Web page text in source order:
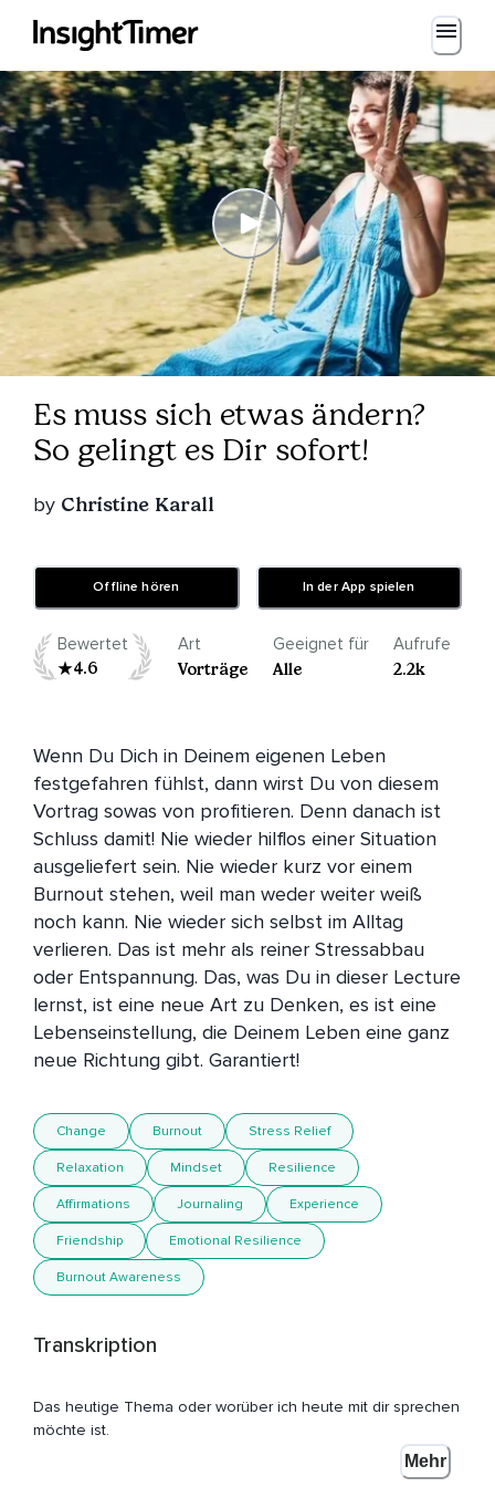
Es muss sich etwas ändern?
So gelingt es Dir sofort!
by Christine Karall
Offline hören In der App spielen
Bewertet
4.6
Art
Vorträge
Geeignet für
Alle
Aufrufe
2.2k
Wenn Du Dich in Deinem eigenen Leben
festgefahren fühlst, dann wirst Du von diesem
Vortrag sowas von profitieren. Denn danach ist
Schluss damit! Nie wieder hilflos einer Situation
ausgeliefert sein. Nie wieder kurz vor einem
Burnout stehen, weil man weder weiter weiß
noch kann. Nie wieder sich selbst im Alltag
verlieren. Das ist mehr als reiner Stressabbau
oder Entspannung. Das, was Du in dieser Lecture
lernst, ist eine neue Art zu Denken, es ist eine
Lebenseinstellung, die Deinem Leben eine ganz
Change Burnout Stress Relief
Relaxation Mindset Resilience
Affirmations Journaling Experience
Friendship Emotional Resilience
Burnout Awareness
Transkription
Das heutige Thema oder worüber ich heute mit dir sprechen
möchte ist,
Mehr